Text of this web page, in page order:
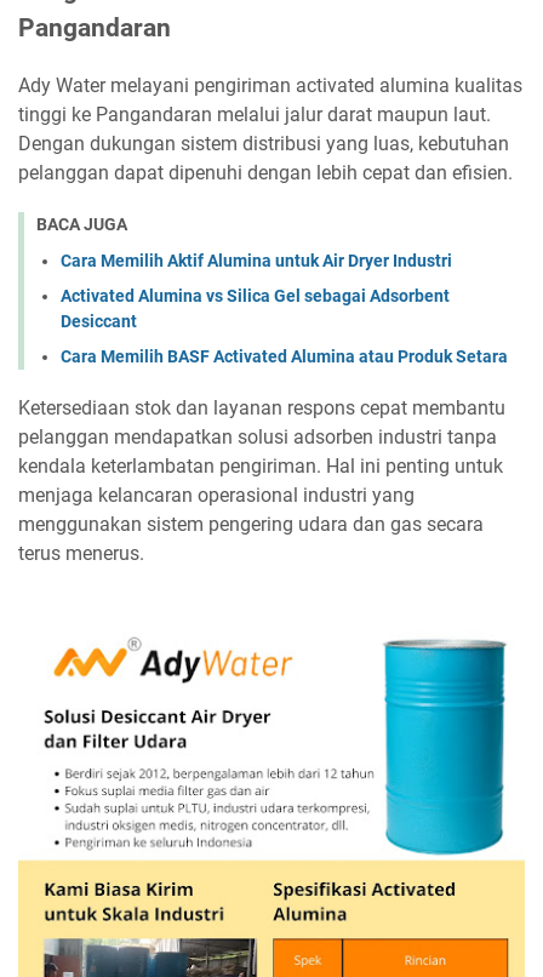
Pangandaran
Ady Water melayani pengiriman activated alumina kualitas
tinggi ke Pangandaran melalui jalur darat maupun laut.
Dengan dukungan sistem distribusi yang luas, kebutuhan
pelanggan dapat dipenuhi dengan lebih cepat dan efisien.
BACA JUGA
Cara Memilih Aktif Alumina untuk Air Dryer Industri
Activated Alumina vs Silica Gel sebagai Adsorbent
Desiccant
Cara Memilih BASF Activated Alumina atau Produk Setara
Ketersediaan stok dan layanan respons cepat membantu
pelanggan mendapatkan solusi adsorben industri tanpa
kendala keterlambatan pengiriman. Hal ini penting untuk
menjaga kelancaran operasional industri yang
menggunakan sistem pengering udara dan gas secara
terus menerus.